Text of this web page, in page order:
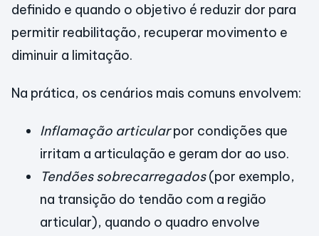
definido e quando o objetivo é reduzir dor para
permitir reabilitação, recuperar movimento e
diminuir a limitação.
Na prática, os cenários mais comuns envolvem:
Inflamação articularpor condições que
irritam a articulação e geram dor ao uso.
Tendões sobrecarregados(por exemplo,
na transição do tendão com a região
articular), quando o quadro envolve